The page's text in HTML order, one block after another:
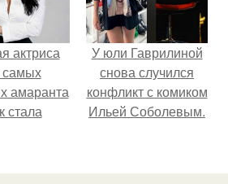
актриса
амаранта
стала
У юли Гаврилиной
снова случился
конфликт с комиком
Ильей Соболевым.